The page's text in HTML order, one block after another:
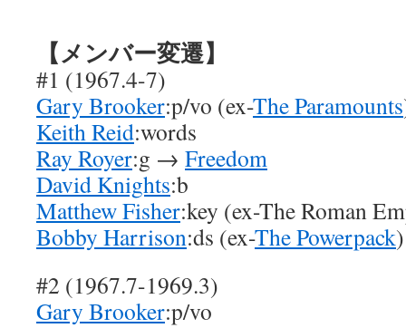
【メンバー変遷】
#1 (1967.4-7)
Gary Brooker:p/vo (ex-The Paramounts
Keith Reid:words
Ray Royer:g → Freedom
David Knights:b
Matthew Fisher:key (ex-The Roman
Bobby Harrison:ds (ex-The Powerpack
#2 (1967.7-1969.3)
Gary Brooker:p/vo